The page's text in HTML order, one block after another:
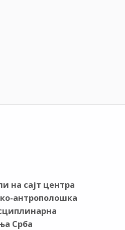
на сајт центра
антрополошка
Срба